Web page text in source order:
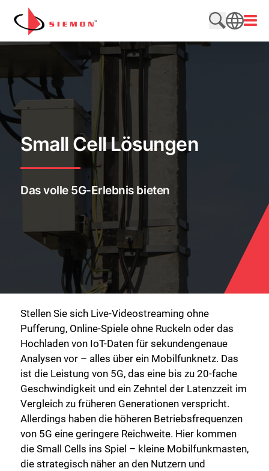
Direkt zum Inhalt wechseln
Website
SEARCH
Small Cell Lösungen
Das volle 5G-Erlebnis bieten
Stellen Sie sich Live-Videostreaming ohne
Pufferung, Online-Spiele ohne Ruckeln oder das
Hochladen von IoT-Daten für sekundengenaue
Analysen vor – alles über ein Mobilfunknetz. Das
ist die Leistung von 5G, das eine bis zu 20-fache
Geschwindigkeit und ein Zehntel der Latenzzeit im
Vergleich zu früheren Generationen verspricht.
Allerdings haben die höheren Betriebsfrequenzen
von 5G eine geringere Reichweite. Hier kommen
die Small Cells ins Spiel – kleine Mobilfunkmasten,
die strategisch näher an den Nutzern und